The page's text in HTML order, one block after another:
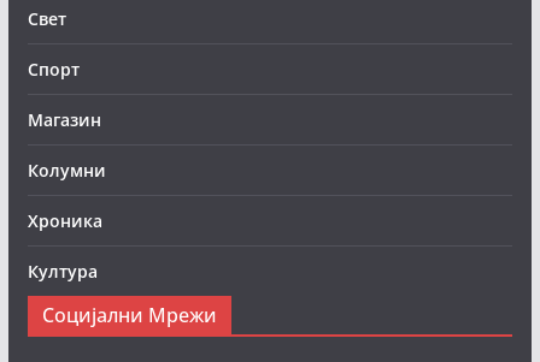
Свет
Спорт
Магазин
Колумни
Хроника
Култура
Социјални Мрежи